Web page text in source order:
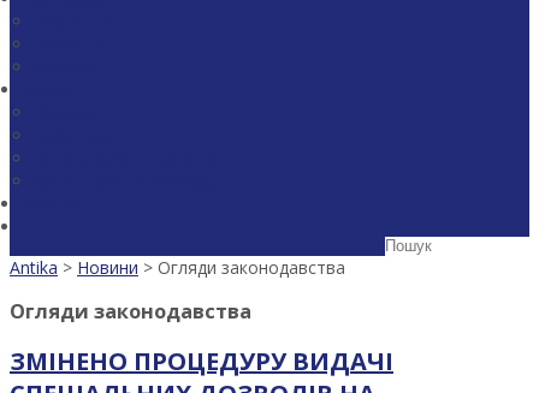
Antika > Новини > Огляди законодавства
Огляди законодавства
ЗМІНЕНО ПРОЦЕДУРУ ВИДАЧІ